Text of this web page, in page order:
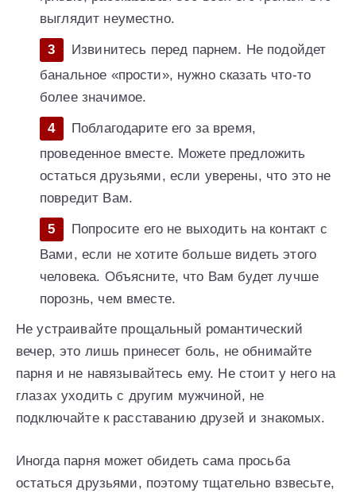
выглядит неуместно.
Извинитесь перед парнем. Не подойдет
банальное «прости», нужно сказать что-то
более значимое.
Поблагодарите его за время,
проведенное вместе. Можете предложить
остаться друзьями, если уверены, что это не
повредит Вам.
Попросите его не выходить на контакт с
Вами, если не хотите больше видеть этого
человека. Объясните, что Вам будет лучше
порознь, чем вместе.
Не устраивайте прощальный романтический
вечер, это лишь принесет боль, не обнимайте
парня и не навязывайтесь ему. Не стоит у него на
глазах уходить с другим мужчиной, не
подключайте к расставанию друзей и знакомых.
Иногда парня может обидеть сама просьба
остаться друзьями, поэтому тщательно взвесьте,